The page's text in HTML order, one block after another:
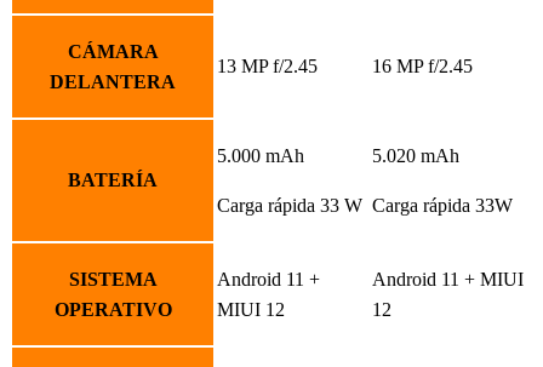
CÁMARA
DELANTERA
13 MP f/2.45 16 MP f/2.45
BATERÍA
5.000 mAh
Carga rápida 33 W
5.020 mAh
Carga rápida 33W
SISTEMA
OPERATIVO
Android 11 +
MIUI 12
Android 11 + MIUI
12